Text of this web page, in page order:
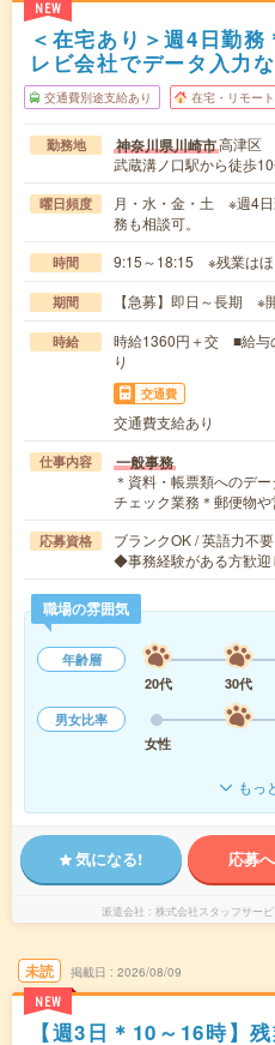
NEW
＜在宅あり＞週4日勤
レビ会社でデータ入力
交通費別途支給あり 在宅・リモート
勤務地 神奈川県川崎市高津区
武蔵溝ノ口駅から徒歩
曜日頻度
月・水・金・土 ※週4
務も相談可。
時間 9:15～18:15 ※残業はほ
期間 【急募】即日～長期 ※
時給
時給1360円＋交 ■給与
り
交通費
交通費支給あり
仕事内容 一般事務
＊資料・帳票類へのデ
チェック業務＊郵便物
応募資格
ブランクOK / 英語力不要
◆事務経験がある方歓
職場の雰囲気
年齢層
20代
30代
男女比率
女性
もっ
気になる! 応募
派遣会社 株式会社スタッフサー
未読
NEW
掲載日 2026/08/09
【週3日＊10～16時】